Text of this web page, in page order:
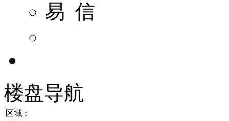
易 信
楼盘导航
区域：